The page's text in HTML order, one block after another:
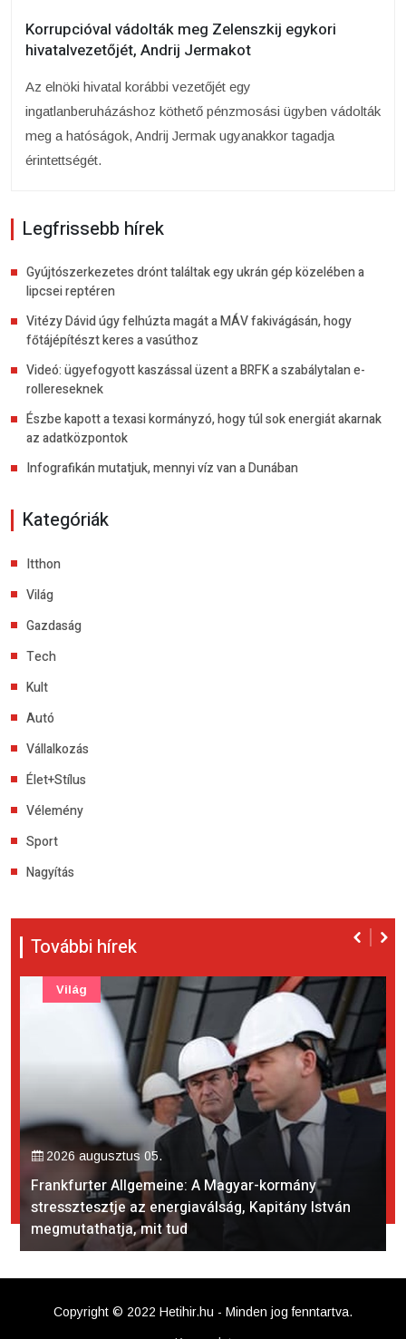
Korrupcióval vádolták meg Zelenszkij egykori
hivatalvezetőjét, Andrij Jermakot
Az elnöki hivatal korábbi vezetőjét egy
ingatlanberuházáshoz köthető pénzmosási ügyben vádolták
meg a hatóságok, Andrij Jermak ugyanakkor tagadja
érintettségét.
Legfrissebb hírek
Gyújtószerkezetes drónt találtak egy ukrán gép közelében a
lipcsei reptéren
Vitézy Dávid úgy felhúzta magát a MÁV fakivágásán, hogy
főtájépítészt keres a vasúthoz
Videó: ügyefogyott kaszással üzent a BRFK a szabálytalan e-
rollereseknek
Észbe kapott a texasi kormányzó, hogy túl sok energiát akarnak
az adatközpontok
Infografikán mutatjuk, mennyi víz van a Dunában
Kategóriák
Itthon
Világ
Gazdaság
Tech
Kult
Autó
Vállalkozás
Élet+Stílus
Vélemény
Sport
Nagyítás
További hírek
2026 augusztus 05.
Frankfurter Allgemeine: A Magyar-kormány
stressztesztje az energiaválság, Kapitány István
megmutathatja, mit tud
Világ
Copyright © 2022 Hetihir.hu - Minden jog fenntartva.